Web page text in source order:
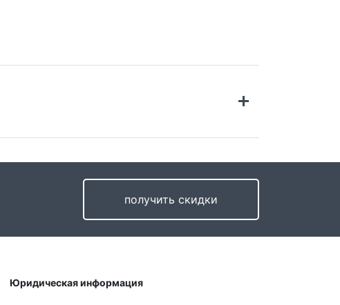
Доставка по России
Стоимость доставки в Санкт-Петербург и 20км
Доставка во все регионы России возможна до
заблаговременно сообщить нам по телефону +7
получить скидки
Юридическая информация